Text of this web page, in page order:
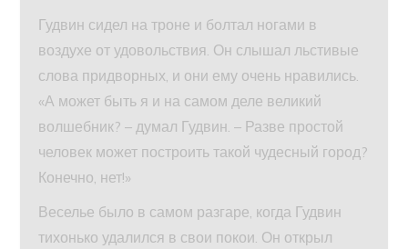
Гудвин сидел на троне и болтал ногами в
воздухе от удовольствия. Он слышал льстивые
слова придворных, и они ему очень нравились.
«А может быть я и на самом деле великий
волшебник? – думал Гудвин. – Разве простой
человек может построить такой чудесный город?
Конечно, нет!»
Веселье было в самом разгаре, когда Гудвин
тихонько удалился в свои покои. Он открыл